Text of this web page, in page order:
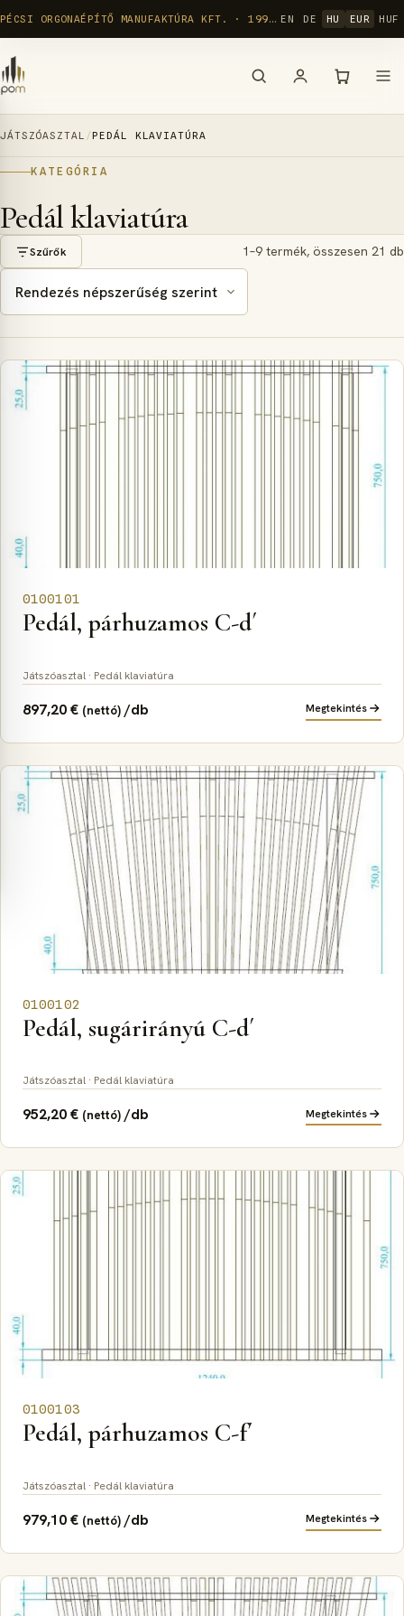
Ugrás
tartalomra
PÉCSI ORGONAÉPÍTŐ MANUFAKTÚRA KFT. · 1992 ÓTA EN DE HU EUR HUF
JÁTSZÓASZTAL /PEDÁL KLAVIATÚRA
KATEGÓRIA
Pedál klaviatúra
Szűrők 1–9 termék, összesen 21 db
0100101
Pedál, párhuzamos C-d´
Játszóasztal · Pedál klaviatúra
897,20€ (nettó) /db Megtekintés
0100102
Pedál, sugárirányú C-d´
Játszóasztal · Pedál klaviatúra
952,20€ (nettó) /db Megtekintés
0100103
Pedál, párhuzamos C-f´
Játszóasztal · Pedál klaviatúra
979,10€ (nettó) /db Megtekintés